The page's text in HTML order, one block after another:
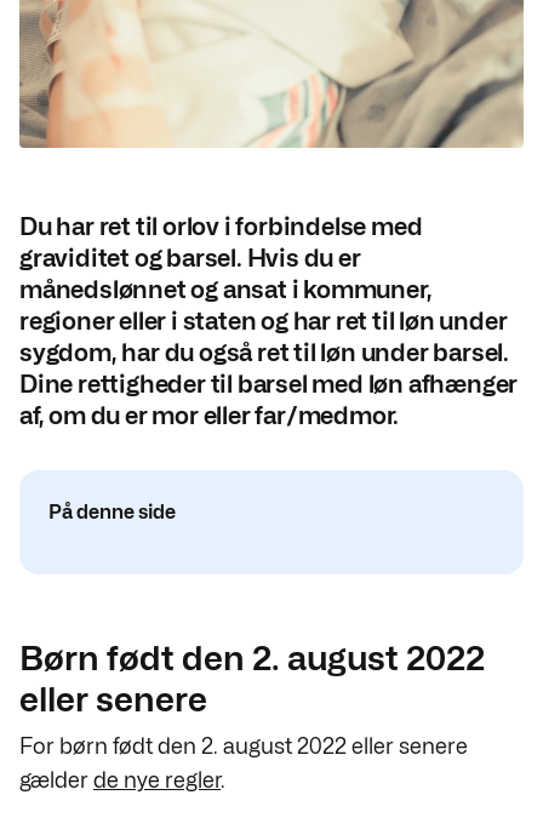
Du har ret til orlov i forbindelse med
graviditet og barsel. Hvis du er
månedslønnet og ansat i kommuner,
regioner eller i staten og har ret til løn under
sygdom, har du også ret til løn under barsel.
Dine rettigheder til barsel med løn afhænger
af, om du er mor eller far/medmor.
På denne side
Børn født den 2. august 2022
eller senere
For børn født den 2. august 2022 eller senere
gælderde nye regler.